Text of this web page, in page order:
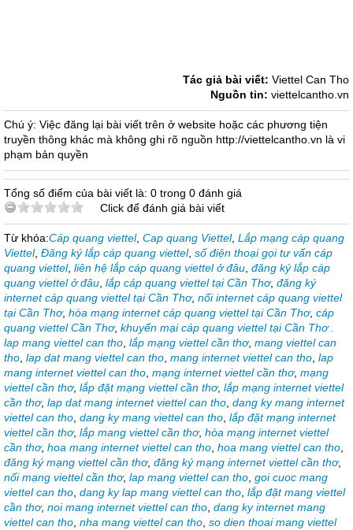
Tác giả bài viết: Viettel Can Tho
Nguồn tin: viettelcantho.vn
Chú ý: Việc đăng lại bài viết trên ở website hoặc các phương tiện
truyền thông khác mà không ghi rõ nguồn http://viettelcantho.vn là vi
phạm bản quyền
Tổng số điểm của bài viết là: 0 trong 0 đánh giá
Click để đánh giá bài viết
Từ khóa:Cáp quang viettel, Cap quang Viettel, Lắp mạng cáp quang
Viettel, Đăng ký lắp cáp quang viettel, số điện thoại gọi tư vấn cáp
quang viettel, liên hệ lắp cáp quang viettel ở đâu đăng ký lắp cáp
quang viettel ở đâu lắp cáp quang viettel tại Cần Thơ, đăng ký
internet cáp quang viettel tại Cần Thơ, nối internet cáp quang viettel
tại Cần Thơ, hòa mạng internet cáp quang viettel tại Cần Thơ, cáp
quang viettel Cần Thơ, khuyến mại cáp quang viettel tại Cần Thơ .
lap mang viettel can tho lắp mạng viettel cần thơ, mang viettel can
tho lap dat mang viettel can tho mang internet viettel can tho lap
mang internet viettel can tho mạng internet viettel cần thơ, mạng
viettel cần thơ, lắp đặt mạng viettel cần thơ, lắp mạng internet viettel
cần thơ, lap dat mang internet viettel can tho dang ky mang internet
viettel can tho dang ky mang viettel can tho lắp đặt mạng internet
viettel cần thơ, lắp mang viettel cần thơ, hòa mạng internet viettel
cần thơ, hoa mang internet viettel can tho hoa mang viettel can tho
đăng ký mạng viettel cần thơ, đăng ký mạng internet viettel cần thơ,
nối mạng viettel cần thơ, lap mang viettel can tho goi cuoc mang
viettel can tho dang ky lap mang viettel can tho lắp đặt mang viettel
cần thơ, noi mang internet viettel can tho dang ky internet mang
viettel can tho nha mang viettel can tho so dien thoai mang viettel